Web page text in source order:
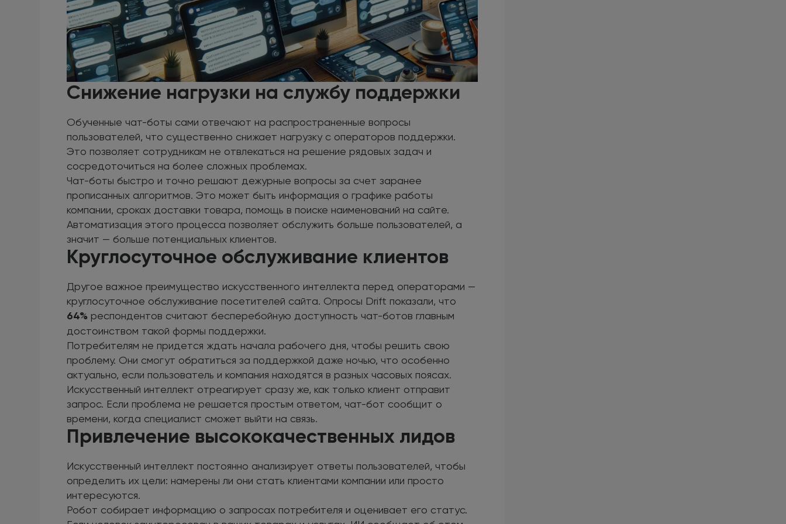
Снижение нагрузки на службу поддержки
Обученные чат-боты сами отвечают на распространенные вопросы
пользователей, что существенно снижает нагрузку с операторов поддержки.
Это позволяет сотрудникам не отвлекаться на решение рядовых задач и
сосредоточиться на более сложных проблемах.
Чат-боты быстро и точно решают дежурные вопросы за счет заранее
прописанных алгоритмов. Это может быть информация о графике работы
компании, сроках доставки товара, помощь в поиске наименований на сайте.
Автоматизация этого процесса позволяет обслужить больше пользователей, а
значит — больше потенциальных клиентов.
Круглосуточное обслуживание клиентов
Другое важное преимущество искусственного интеллекта перед операторами —
круглосуточное обслуживание посетителей сайта. Опросы Drift показали, что
64% респондентов считают бесперебойную доступность чат-ботов главным
достоинством такой формы поддержки.
Потребителям не придется ждать начала рабочего дня, чтобы решить свою
проблему. Они смогут обратиться за поддержкой даже ночью, что особенно
актуально, если пользователь и компания находятся в разных часовых поясах.
Искусственный интеллект отреагирует сразу же, как только клиент отправит
запрос. Если проблема не решается простым ответом, чат-бот сообщит о
времени, когда специалист сможет выйти на связь.
Привлечение высококачественных лидов
Искусственный интеллект постоянно анализирует ответы пользователей, чтобы
определить их цели: намерены ли они стать клиентами компании или просто
интересуются.
Робот собирает информацию о запросах потребителя и оценивает его статус.